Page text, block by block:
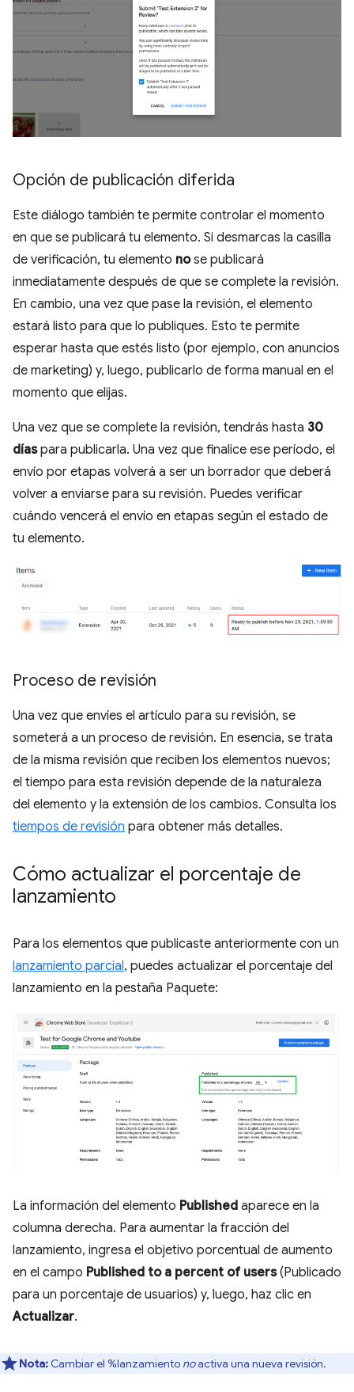
Opción de publicación diferida
Este diálogo también te permite controlar el momento
en que se publicará tu elemento. Si desmarcas la casilla
de verificación, tu elemento nose publicará
inmediatamente después de que se complete la revisión.
En cambio, una vez que pase la revisión, el elemento
estará listo para que lo publiques. Esto te permite
esperar hasta que estés listo (por ejemplo, con anuncios
de marketing) y, luego, publicarlo de forma manual en el
momento que elijas.
Una vez que se complete la revisión, tendrás hasta 30
díaspara publicarla. Una vez que finalice ese período, el
envío por etapas volverá a ser un borrador que deberá
volver a enviarse para su revisión. Puedes verificar
cuándo vencerá el envío en etapas según el estado de
tu elemento.
Proceso de revisión
Una vez que envíes el artículo para su revisión, se
someterá a un proceso de revisión. En esencia, se trata
de la misma revisión que reciben los elementos nuevos;
el tiempo para esta revisión depende de la naturaleza
del elemento y la extensión de los cambios. Consulta los
tiempos de revisión para obtener más detalles.
Cómo actualizar el porcentaje de
lanzamiento
Para los elementos que publicaste anteriormente con un
lanzamiento parcial, puedes actualizar el porcentaje del
lanzamiento en la pestaña Paquete:
La información del elemento Published aparece en la
columna derecha. Para aumentar la fracción del
lanzamiento, ingresa el objetivo porcentual de aumento
en el campo Published to a percent of users(Publicado
para un porcentaje de usuarios) y, luego, haz clic en
Actualizar.
Nota: Cambiar el %lanzamiento noactiva una nueva revisión.